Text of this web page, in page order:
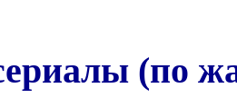
(по